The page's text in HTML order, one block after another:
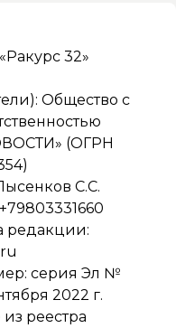
32»
Общество с
(ОГРН
С.С.
редакции:
серия Эл №
2022 г.
реестра